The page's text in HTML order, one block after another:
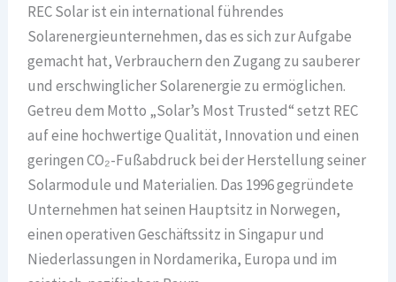
REC Solar ist ein international führendes
Solarenergieunternehmen, das es sich zur Aufgabe
gemacht hat, Verbrauchern den Zugang zu sauberer
und erschwinglicher Solarenergie zu ermöglichen.
Getreu dem Motto „Solar’s Most Trusted“ setzt REC
auf eine hochwertige Qualität, Innovation und einen
geringen CO₂-Fußabdruck bei der Herstellung seiner
Solarmodule und Materialien. Das 1996 gegründete
Unternehmen hat seinen Hauptsitz in Norwegen,
einen operativen Geschäftssitz in Singapur und
Niederlassungen in Nordamerika, Europa und im